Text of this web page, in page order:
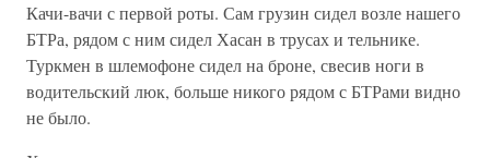
Качи-вачи с первой роты. Сам грузин сидел возле нашего
БТРа, рядом с ним сидел Хасан в трусах и тельнике.
Туркмен в шлемофоне сидел на броне, свесив ноги в
водительский люк, больше никого рядом с БТРами видно
не было.